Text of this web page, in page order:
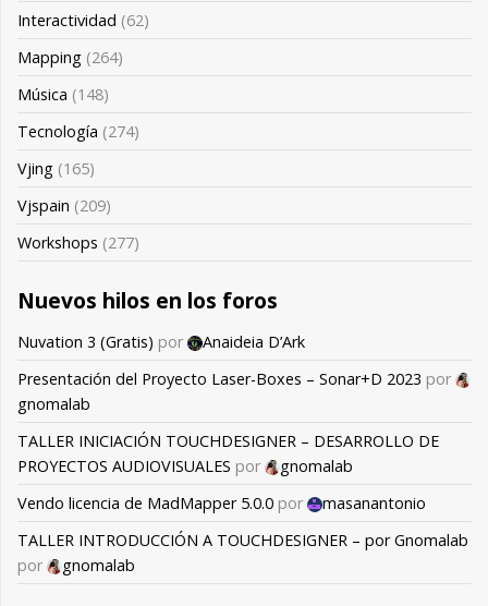
Interactividad (62)
Mapping (264)
Música (148)
Tecnología (274)
Vjing (165)
Vjspain (209)
Workshops (277)
Nuevos hilos en los foros
Nuvation 3 (Gratis) por
Anaideia D’Ark
Presentación del Proyecto Laser-Boxes – Sonar+D 2023 por
gnomalab
TALLER INICIACIÓN TOUCHDESIGNER – DESARROLLO DE
PROYECTOS AUDIOVISUALES por
gnomalab
Vendo licencia de MadMapper 5.0.0 por
masanantonio
TALLER INTRODUCCIÓN A TOUCHDESIGNER – por Gnomalab
por
gnomalab